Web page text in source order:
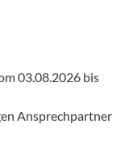
03.08.2026 bis
Ansprechpartner